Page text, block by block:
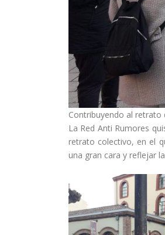
Contribuyendo al retrato
La Red Anti Rumores
retrato colectivo, en el
una gran cara y reflejar